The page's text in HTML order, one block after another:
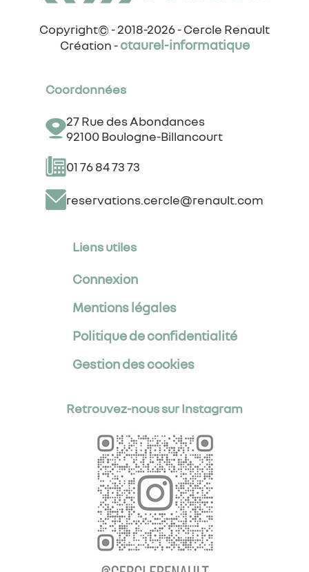
Copyright© - 2018-2026 - Cercle Renault
Création -ctaurel-informatique
Coordonnées
27 Rue des Abondances
92100 Boulogne-Billancourt
01 76 84 73 73
reservations.cercle@renault.com
Liens utiles
Connexion
Mentions légales
Politique de confidentialité
Gestion des cookies
Retrouvez-nous sur Instagram